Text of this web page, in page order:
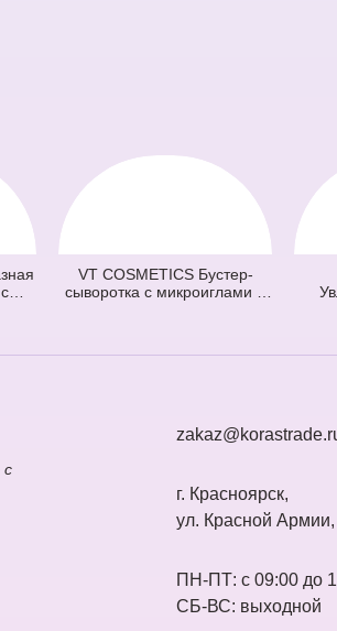
VT COSMETICS Бустер-
сыворотка с микроиглами и
с
г. Красноярск,
ул. Красной Армии,
ПН-ПТ: с 09:00 до
СБ-ВС: выходной